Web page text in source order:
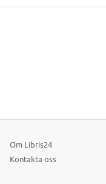
Om Libris24
Kontakta oss